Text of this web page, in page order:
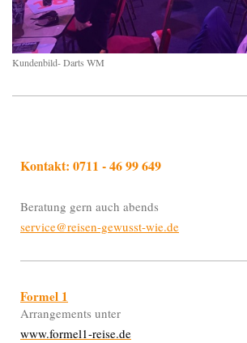
Kundenbild- Darts WM
Kontakt: 0711 - 46 99 649
Beratung gern auch abends
service@reisen-gewusst-wie.de
Formel 1
Arrangements unter
www.formel1-reise.de